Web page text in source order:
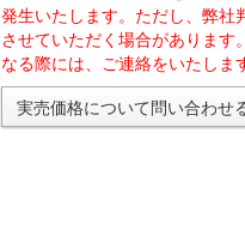
発生いたします。ただし、弊社
させていただく場合があります
なる際には、ご連絡をいたしま
実売価格について問い合わせ